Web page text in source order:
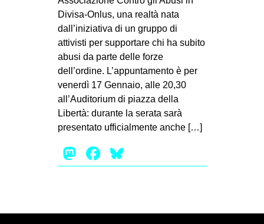
ms
SEARCH
Divisa-Onlus, una realtà nata
dall’iniziativa di un gruppo di
attivisti per supportare chi ha subito
abusi da parte delle forze
dell’ordine. L’appuntamento è per
venerdì 17 Gennaio, alle 20,30
all’Auditorium di piazza della
Libertà: durante la serata sarà
presentato ufficialmente anche […]
Mastodon
Facebook